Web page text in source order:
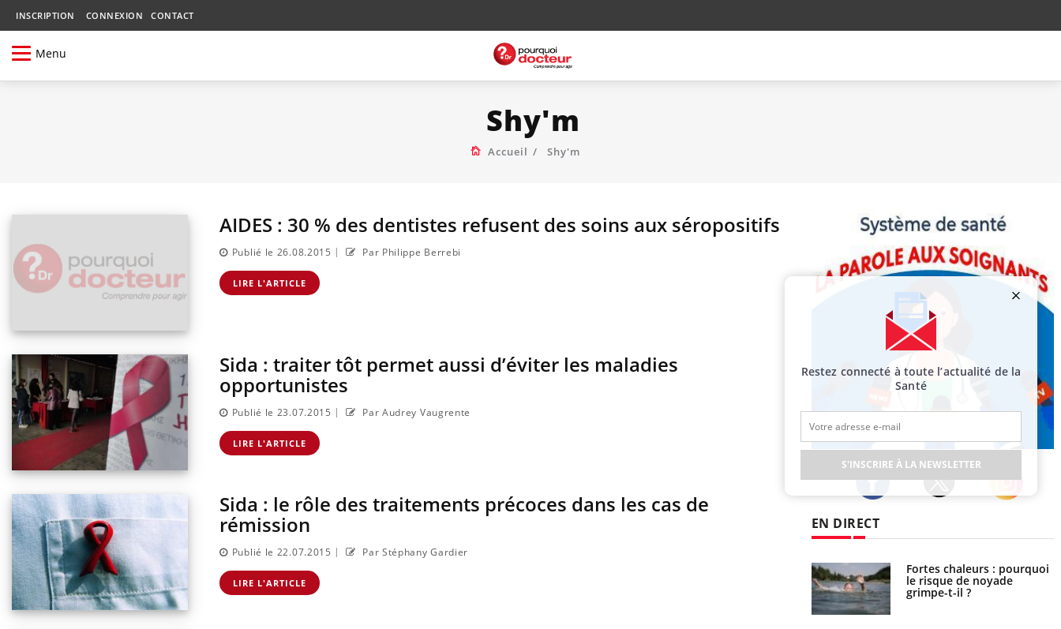
INSCRIPTION CONNEXION CONTACT
Menu
Shy'm
Accueil Shy'm
AIDES : 30 % des dentistes refusent des soins aux séropositifs
Publié le 26.08.2015 | Par Philippe Berrebi
LIRE L'ARTICLE
Sida : traiter tôt permet aussi d’éviter les maladies
opportunistes
Publié le 23.07.2015 | Par Audrey Vaugrente
LIRE L'ARTICLE
Sida : le rôle des traitements précoces dans les cas de
rémission
Publié le 22.07.2015 | Par Stéphany Gardier
LIRE L'ARTICLE
EN DIRECT
les
?
Chikungunya, dengue,
West Nile : que se passe-t-
il dans le sud de la France ?
Grossesse et chaleur : ce
que dit la science
Restez connecté à toute l’actualité de la
Santé
S'INSCRIRE À LA NEWSLETTER